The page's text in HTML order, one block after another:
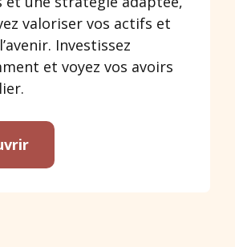
valoriser vos actifs et
Investissez
et voyez vos avoirs